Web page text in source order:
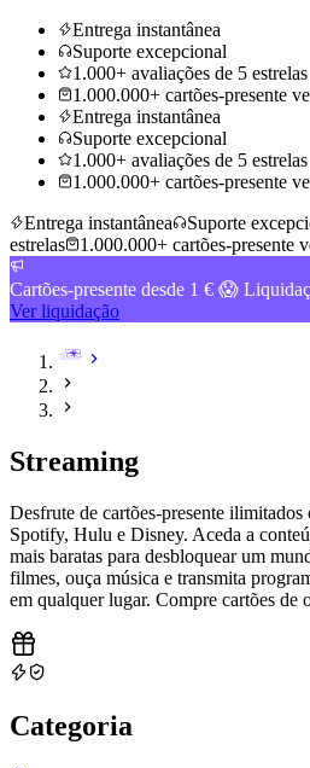
Entrega instantânea
Suporte excepcional
1.000+ avaliações de 5 estrelas
1.000.000+ cartões-presente
Entrega instantânea
Suporte excepcional
1.000+ avaliações de 5 estrelas
1.000.000+ cartões-presente
Entrega instantânea
Suporte
estrelas
1.000.000+ cartões-presente
Cartões-presente desde 1 € 😱
Ver liquidação
Streaming
Desfrute de cartões-presente
Spotify, Hulu e Disney. Aceda a
mais baratas para desbloquear um
filmes, ouça música e transmita
em qualquer lugar. Compre cartões de
Categoria